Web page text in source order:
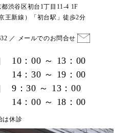
治療費用
くあるご質問
内掲示事項について
イトマップ
渋谷区初台1丁目11-4 1F
王新線）「初台駅」徒歩2分
／ メールでのお問合せ
10：00 ～ 13：00
14：30 ～ 19：00
9：30 ～ 13：00
14：00 ～ 18：00
は休診